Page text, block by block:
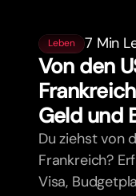
Leben 7 Min
Von den
Geld und
Expats
Du ziehst von
Frankreich?
Visa,